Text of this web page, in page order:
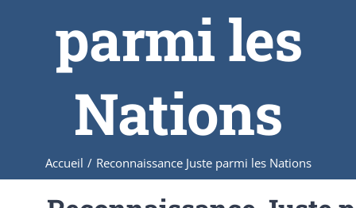
parmi les
Nations
Accueil / Reconnaissance Juste parmi les Nations